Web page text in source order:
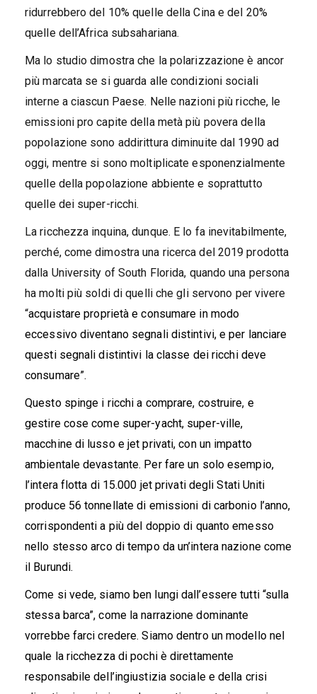
ridurrebbero del 10% quelle della Cina e del 20%
quelle dell’Africa subsahariana.
Ma lo studio dimostra che la polarizzazione è ancor
più marcata se si guarda alle condizioni sociali
interne a ciascun Paese. Nelle nazioni più ricche, le
emissioni pro capite della metà più povera della
popolazione sono addirittura diminuite dal 1990 ad
oggi, mentre si sono moltiplicate esponenzialmente
quelle della popolazione abbiente e soprattutto
quelle dei super-ricchi.
La ricchezza inquina, dunque. E lo fa inevitabilmente,
perché, come dimostra una ricerca del 2019 prodotta
dalla University of South Florida, quando una persona
ha molti più soldi di quelli che gli servono per vivere
“acquistare proprietà e consumare in modo
eccessivo diventano segnali distintivi, e per lanciare
questi segnali distintivi la classe dei ricchi deve
consumare”.
Questo spinge i ricchi a comprare, costruire, e
gestire cose come super-yacht, super-ville,
macchine di lusso e jet privati, con un impatto
ambientale devastante. Per fare un solo esempio,
l’intera flotta di 15.000 jet privati degli Stati Uniti
produce 56 tonnellate di emissioni di carbonio l’anno,
corrispondenti a più del doppio di quanto emesso
nello stesso arco di tempo da un’intera nazione come
il Burundi.
Come si vede, siamo ben lungi dall’essere tutti “sulla
stessa barca”, come la narrazione dominante
vorrebbe farci credere. Siamo dentro un modello nel
quale la ricchezza di pochi è direttamente
responsabile dell’ingiustizia sociale e della crisi